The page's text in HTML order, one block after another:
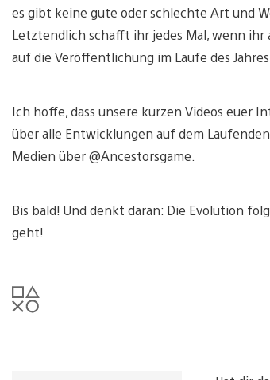
es gibt keine gute oder schlechte Art und
Letztendlich schafft ihr jedes Mal, wenn
auf die Veröffentlichung im Laufe des
Ich hoffe, dass unsere kurzen Videos euer
über alle Entwicklungen auf dem
Medien über @Ancestorsgame.
Bis bald! Und denkt daran: Die Evolution
geht!